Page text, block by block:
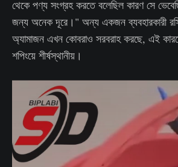
থেকে পণ্য সংগ্রহ করতে বলেছিল কারণ সে
জন্য অনেক দূরে।" অন্য একজন ব্যবহারকারী
অ্যামাজন এখন কোবরাও সরবরাহ করছে, এই
শপিংয়ে শীর্ষস্থানীয়।